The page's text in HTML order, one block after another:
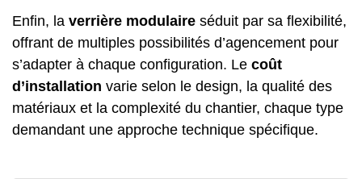
Enfin, la verrière modulaire séduit par sa flexibilité,
offrant de multiples possibilités d’agencement pour
s’adapter à chaque configuration. Le coût
d’installation varie selon le design, la qualité des
matériaux et la complexité du chantier, chaque type
demandant une approche technique spécifique.